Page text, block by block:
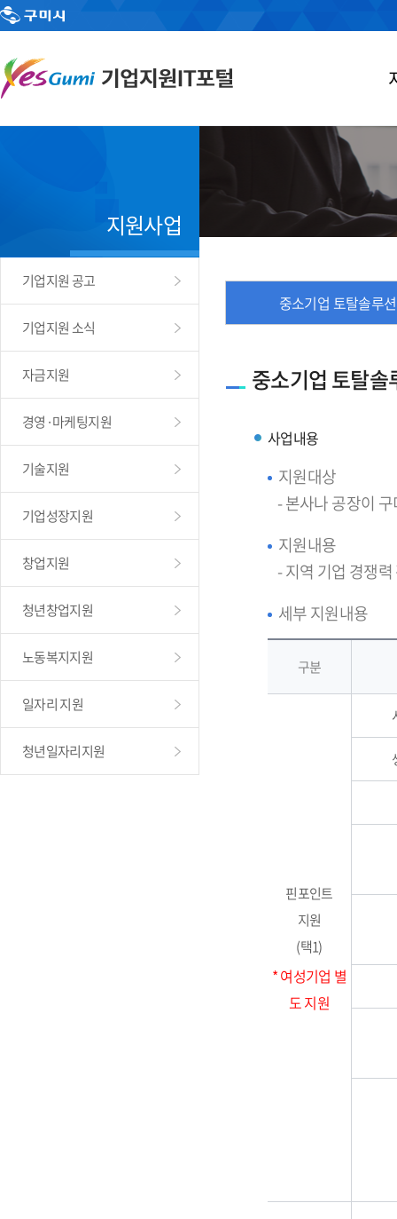
지원사업
기업지원 공고
기업지원 소식
자금지원
경영·마케팅지원
기술지원
기업성장지원
창업지원
청년창업지원
노동복지지원
일자리 지원
청년일자리지원
중소기업 토탈솔루
중소기업 토탈솔
사업내용
지원대상
- 본사나 공장이
지원내용
- 지역 기업 경쟁
세부 지원내용
구분
핀포인트
지원
(택1)
* 여성기업 별
도 지원